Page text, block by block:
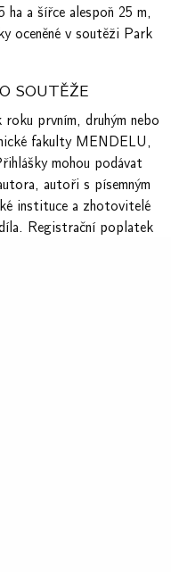
a šířce alespoň 25 m,
oceněné v soutěži Park
SOUTĚŽE
prvním, druhým nebo
fakulty MENDELU,
mohou podávat
autoři s písemným
instituce a zhotovitelé
Registrační poplatek